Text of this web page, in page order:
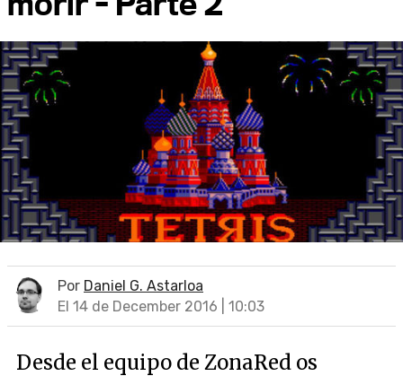
Por Daniel G. Astarloa
El 14 de December 2016 | 10:03
Desde el equipo de ZonaRed os